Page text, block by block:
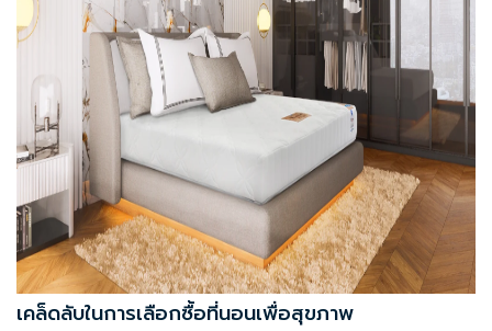
เคล็ดลับในการเลือกซื้อที่นอนเพื่อสุขภาพ